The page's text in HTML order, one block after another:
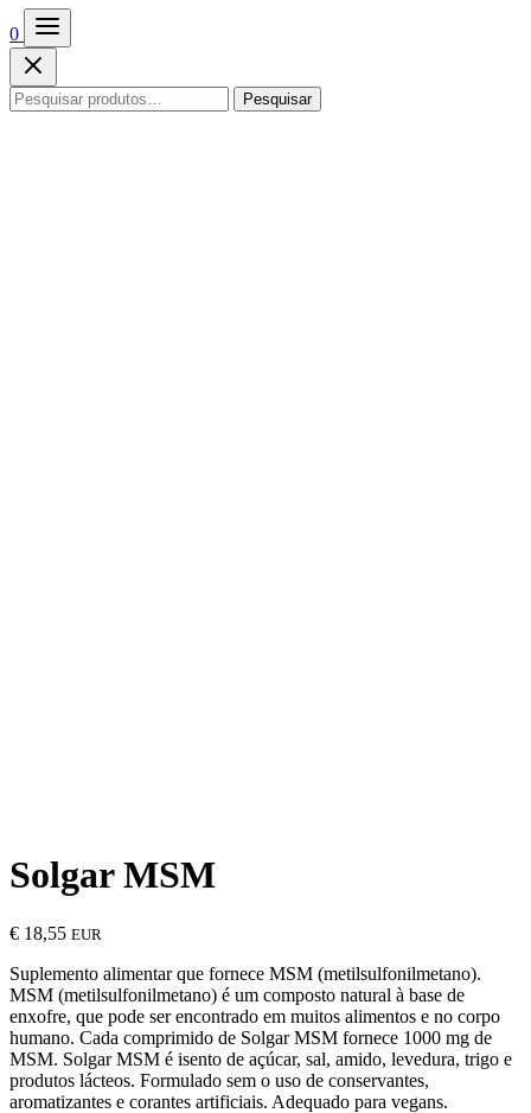
0
Pesquisar
Solgar MSM
€ 18,55 EUR
Suplemento alimentar que fornece MSM (metilsulfonilmetano).
MSM (metilsulfonilmetano) é um composto natural à base de
enxofre, que pode ser encontrado em muitos alimentos e no corpo
humano. Cada comprimido de Solgar MSM fornece 1000 mg de
MSM. Solgar MSM é isento de açúcar, sal, amido, levedura, trigo e
produtos lácteos. Formulado sem o uso de conservantes,
aromatizantes e corantes artificiais. Adequado para vegans.